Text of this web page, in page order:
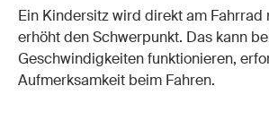
Ein Kindersitz wird direkt am Fahrrad
erhöht den Schwerpunkt. Das kann
Geschwindigkeiten funktionieren,
Aufmerksamkeit beim Fahren.